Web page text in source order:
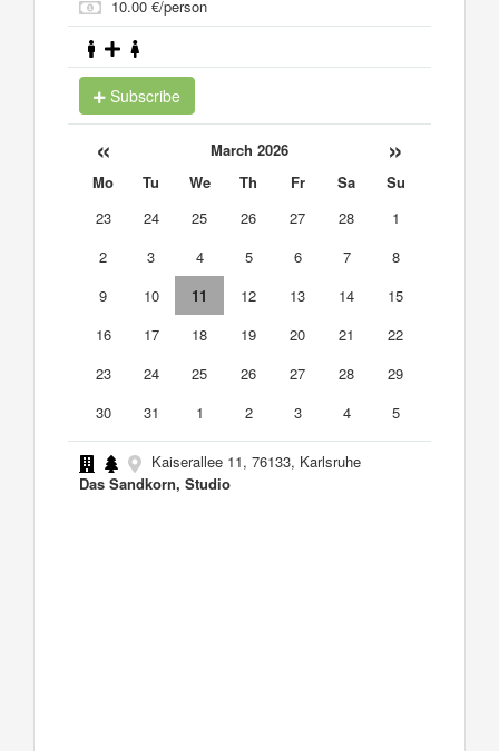
10.00 €/person
Subscribe
« March 2026 »
Mo Tu We Th Fr Sa
Su
23
24 25 26 27 28
1
2
3 4 5 6 7
8
9
10 11 12 13 14
15
16
17 18 19 20 21
22
23
24 25 26 27 28
29
30
31 1 2 3 4 5
Kaiserallee 11, 76133, Karlsruhe
Das Sandkorn, Studio